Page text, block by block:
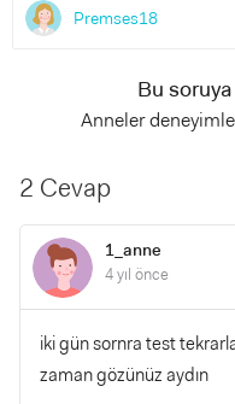
Premses18
Bu
Anneler
2 Cevap
1_anne
4 yıl önce
iki gün sornra test
zaman gözünüz aydın